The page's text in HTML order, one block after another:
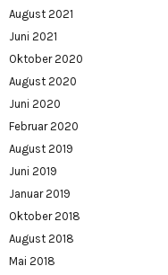
August 2021
Juni 2021
Oktober 2020
August 2020
Juni 2020
Februar 2020
August 2019
Juni 2019
Januar 2019
Oktober 2018
August 2018
Mai 2018